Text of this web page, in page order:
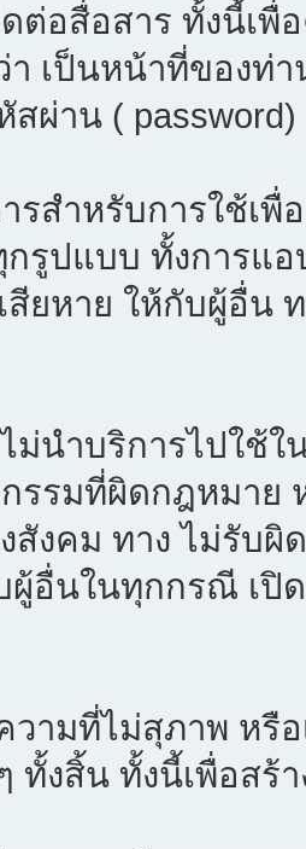
ต่อสื่อสาร ทั้งนี้เพื่
เป็นหน้าที่ของท่
สผ่าน (
รสำหรับการใช้เ
รูปแบบ ทั้งการแ
สียหาย ให้กับผู้อื่น
ม่นำบริการไปใช้
รรมที่ผิดกฎหมาย
สังคม ทาง ไม่รับผิ
ผู้อื่นในทุกกรณี เปิ
วามที่ไม่สุภาพ หรื
ทั้งสิ้น ทั้งนี้เพื่อสร้